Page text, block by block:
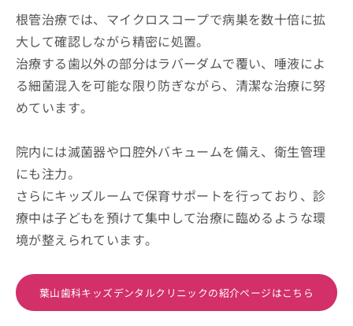
根管治療では、マイクロスコープで病巣を数十倍に拡
大して確認しながら精密に処置。
治療する歯以外の部分はラバーダムで覆い、唾液によ
る細菌混入を可能な限り防ぎながら、清潔な治療に努
めています。
院内には滅菌器や口腔外バキュームを備え、衛生管理
にも注力。
さらにキッズルームで保育サポートを行っており、診
療中は子どもを預けて集中して治療に臨めるような環
境が整えられています。
葉山歯科キッズデンタルクリニックの紹介ページはこちら